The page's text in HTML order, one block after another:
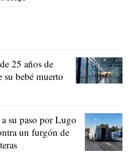
25 años de
su bebé muerto
su paso por Lugo
un furgón de